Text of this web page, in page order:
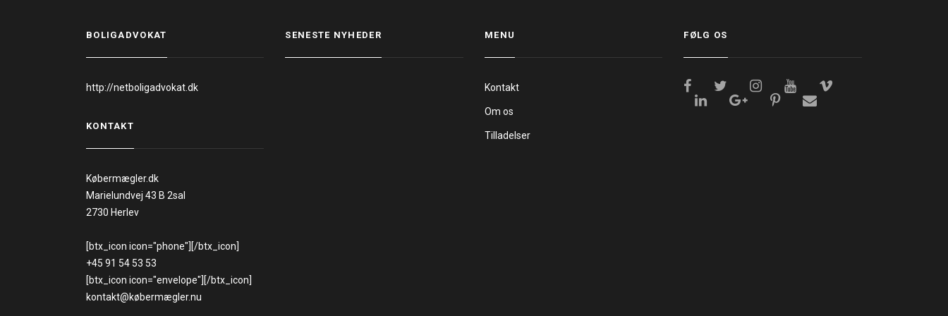
BOLIGADVOKAT
http://netboligadvokat.dk
KONTAKT
Købermægler.dk
Marielundvej 43 B 2sal
2730 Herlev
[btx_icon icon="phone"][/btx_icon]
+45 91 54 53 53
[btx_icon icon="envelope"][/btx_icon]
kontakt@købermægler.nu
SENESTE NYHEDER MENU
Kontakt
Om os
Tilladelser
FØLG OS